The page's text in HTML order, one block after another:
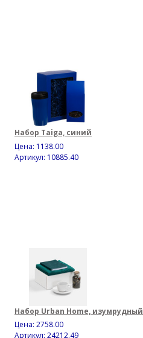
Набор Taiga, синий
Цена: 1138.00
Артикул: 10885.40
Набор Urban Home, изумрудный
Цена: 2758.00
Артикул: 24212.49